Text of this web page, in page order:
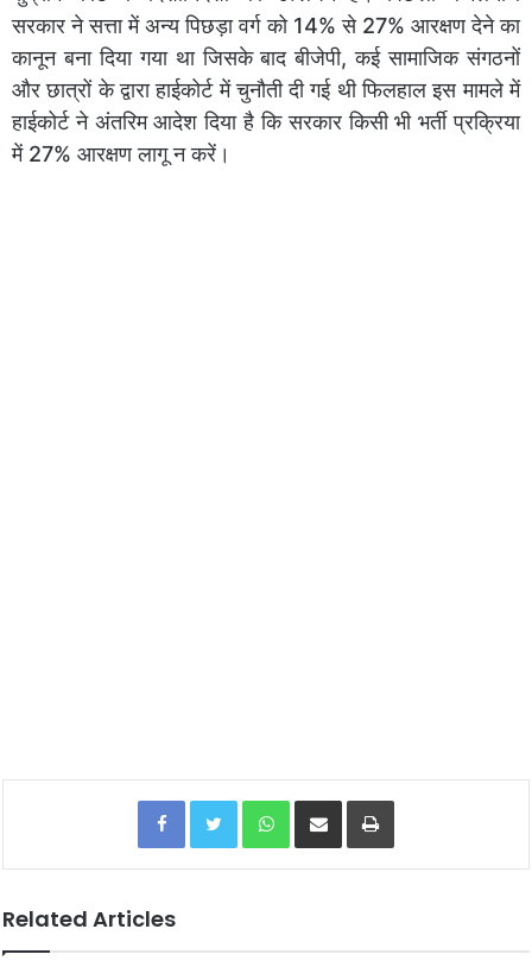
सरकार ने सत्ता में अन्य पिछड़ा वर्ग को 14% से 27% आरक्षण देने का
कानून बना दिया गया था जिसके बाद बीजेपी, कई सामाजिक संगठनों
और छात्रों के द्वारा हाईकोर्ट में चुनौती दी गई थी फिलहाल इस मामले में
हाईकोर्ट ने अंतरिम आदेश दिया है कि सरकार किसी भी भर्ती प्रक्रिया
में 27% आरक्षण लागू न करें।
Facebook Twitter WhatsApp
Related Articles